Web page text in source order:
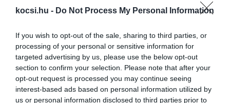
kocsi.hu - Do Not Process My Personal Information
If you wish to opt-out of the sale, sharing to third parties, or
processing of your personal or sensitive information for
targeted advertising by us, please use the below opt-out
section to confirm your selection. Please note that after your
opt-out request is processed you may continue seeing
interest-based ads based on personal information utilized by
us or personal information disclosed to third parties prior to